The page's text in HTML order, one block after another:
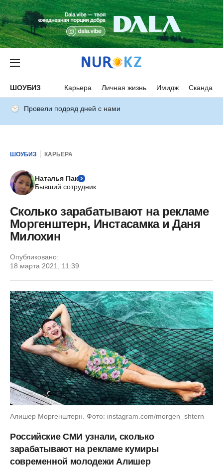
ШОУБИЗ Карьера Личная жизнь Имидж Скандалы
Провели подряд дней с нами
ШОУБИЗ КАРЬЕРА
Наталья Пак
Бывший сотрудник
Сколько зарабатывают на рекламе
Моргенштерн, Инстасамка и Даня
Милохин
Опубликовано:
18 марта 2021, 11:39
Алишер Моргенштерн. Фото: instagram.com/morgen_shtern
Российские СМИ узнали, сколько
зарабатывают на рекламе кумиры
современной молодежи Алишер